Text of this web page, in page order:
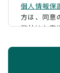
個人情報保
方は、同意
弊社はお客
ように定め